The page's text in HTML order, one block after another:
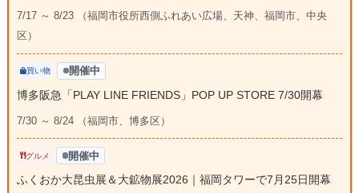
7/17 ～ 8/23 （福岡市役所西側ふれあい広場、天神、福岡市、中央
区）
買い物 開催中
博多阪急「PLAY LINE FRIENDS」POP UP STORE 7/30開幕
7/30 ～ 8/24 （福岡市、博多区）
グルメ 開催中
ふくおか大昆虫展＆大鉱物展2026｜福岡タワーで7月25日開幕